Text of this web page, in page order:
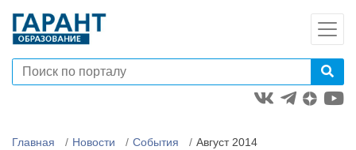
Главная Новости События Август 2014